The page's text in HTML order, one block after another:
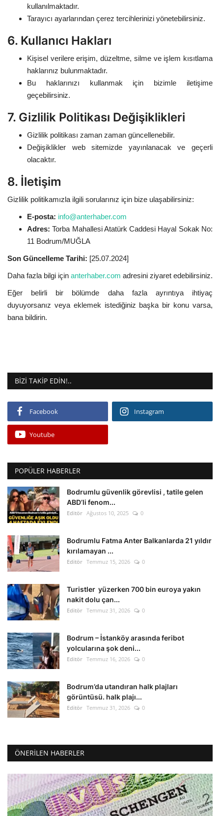
Dünya
kullanılmaktadır.
Tarayıcı ayarlarından çerez tercihlerinizi yönetebilirsiniz.
6. Kullanıcı Hakları
Kişisel verilere erişim, düzeltme, silme ve işlem kısıtlama
haklarınız bulunmaktadır.
Bu haklarınızı kullanmak için bizimle iletişime
geçebilirsiniz.
7. Gizlilik Politikası Değişiklikleri
Gizlilik politikası zaman zaman güncellenebilir.
Değişiklikler web sitemizde yayınlanacak ve geçerli
olacaktır.
8. İletişim
Gizlilik politikamızla ilgili sorularınız için bize ulaşabilirsiniz:
E-posta: info@anterhaber.com
Adres:Torba Mahallesi Atatürk Caddesi Hayal Sokak No:
11 Bodrum/MUĞLA
Son Güncelleme Tarihi: [25.07.2024]
Daha fazla bilgi için anterhaber.com adresini ziyaret edebilirsiniz.
Eğer belirli bir bölümde daha fazla ayrıntıya ihtiyaç
duyuyorsanız veya eklemek istediğiniz başka bir konu varsa,
bana bildirin.
BIZI TAKIP EDIN!..
Facebook Instagram
Youtube
POPÜLER HABERLER
Bodrumlu güvenlik görevlisi , tatile gelen
ABD’li fenom...
Editör Ağustos 10, 2025 0
Bodrumlu Fatma Anter Balkanlarda 21 yıldır
kırılamayan ...
Editör Temmuz 15, 2026 0
Turistler yüzerken 700 bin euroya yakın
nakit dolu çan...
Editör Temmuz 31, 2026 0
Bodrum – İstanköy arasında feribot
yolcularına şok deni...
Editör Temmuz 16, 2026 0
Bodrum’da utandıran halk plajları
görüntüsü. halk plajı...
Editör Temmuz 31, 2026 0
ÖNERILEN HABERLER